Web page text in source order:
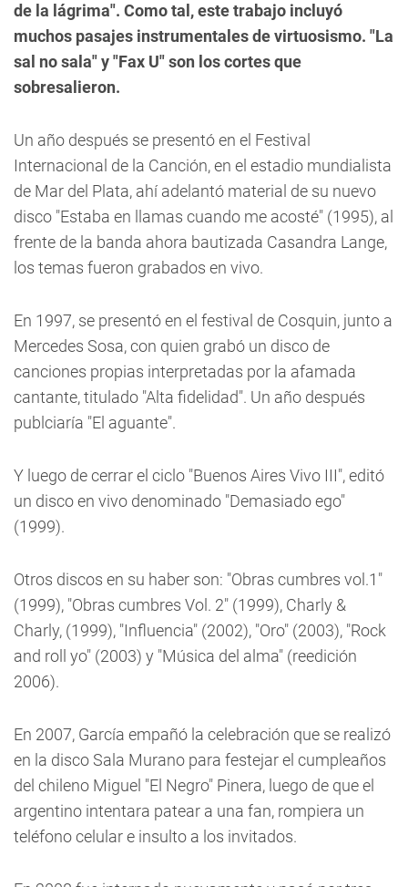
de la lágrima". Como tal, este trabajo incluyó
muchos pasajes instrumentales de virtuosismo. "La
sal no sala" y "Fax U" son los cortes que
sobresalieron.
Un año después se presentó en el Festival
Internacional de la Canción, en el estadio mundialista
de Mar del Plata, ahí adelantó material de su nuevo
disco "Estaba en llamas cuando me acosté" (1995), al
frente de la banda ahora bautizada Casandra Lange,
los temas fueron grabados en vivo.
En 1997, se presentó en el festival de Cosquin, junto a
Mercedes Sosa, con quien grabó un disco de
canciones propias interpretadas por la afamada
cantante, titulado "Alta fidelidad". Un año después
publciaría "El aguante".
Y luego de cerrar el ciclo "Buenos Aires Vivo III", editó
un disco en vivo denominado "Demasiado ego"
(1999).
Otros discos en su haber son: "Obras cumbres vol.1"
(1999), "Obras cumbres Vol. 2" (1999), Charly &
Charly, (1999), "Influencia" (2002), "Oro" (2003), "Rock
and roll yo" (2003) y "Música del alma" (reedición
2006).
En 2007, García empañó la celebración que se realizó
en la disco Sala Murano para festejar el cumpleaños
del chileno Miguel "El Negro" Pinera, luego de que el
argentino intentara patear a una fan, rompiera un
teléfono celular e insulto a los invitados.